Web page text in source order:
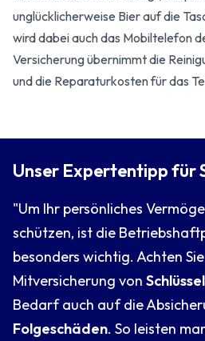
unglücklicherweise Bier auf die
wird dabei auch das Mobiltelefon
Versicherung übernimmt die
und die Reparaturkosten für das
Unser Expertentipp für
"Um Ihr persönliches
schützen, ist die
besonders wichtig. Achten
Mitversicherung von
Bedarf auch auf die
Folgeschäden. So leisten